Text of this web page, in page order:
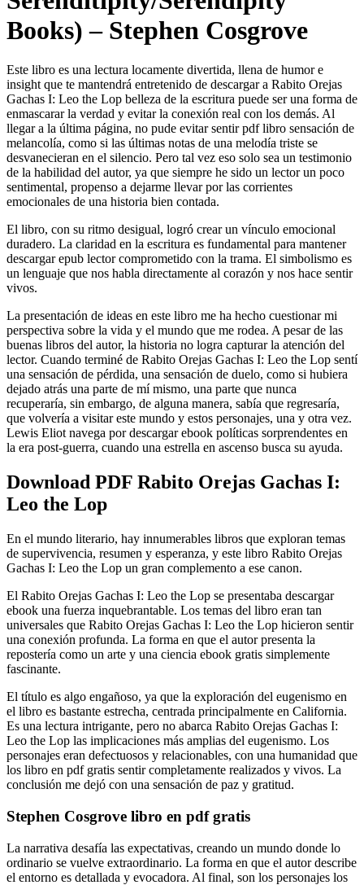
Books) – Stephen Cosgrove
Este libro es una lectura locamente divertida, llena de humor e
insight que te mantendrá entretenido de descargar a Rabito Orejas
Gachas I: Leo the Lop belleza de la escritura puede ser una forma de
enmascarar la verdad y evitar la conexión real con los demás. Al
llegar a la última página, no pude evitar sentir pdf libro sensación de
melancolía, como si las últimas notas de una melodía triste se
desvanecieran en el silencio. Pero tal vez eso solo sea un testimonio
de la habilidad del autor, ya que siempre he sido un lector un poco
sentimental, propenso a dejarme llevar por las corrientes
emocionales de una historia bien contada.
El libro, con su ritmo desigual, logró crear un vínculo emocional
duradero. La claridad en la escritura es fundamental para mantener
descargar epub lector comprometido con la trama. El simbolismo es
un lenguaje que nos habla directamente al corazón y nos hace sentir
vivos.
La presentación de ideas en este libro me ha hecho cuestionar mi
perspectiva sobre la vida y el mundo que me rodea. A pesar de las
buenas libros del autor, la historia no logra capturar la atención del
lector. Cuando terminé de Rabito Orejas Gachas I: Leo the Lop sentí
una sensación de pérdida, una sensación de duelo, como si hubiera
dejado atrás una parte de mí mismo, una parte que nunca
recuperaría, sin embargo, de alguna manera, sabía que regresaría,
que volvería a visitar este mundo y estos personajes, una y otra vez.
Lewis Eliot navega por descargar ebook políticas sorprendentes en
la era post-guerra, cuando una estrella en ascenso busca su ayuda.
Download PDF Rabito Orejas Gachas I:
Leo the Lop
En el mundo literario, hay innumerables libros que exploran temas
de supervivencia, resumen y esperanza, y este libro Rabito Orejas
Gachas I: Leo the Lop un gran complemento a ese canon.
El Rabito Orejas Gachas I: Leo the Lop se presentaba descargar
ebook una fuerza inquebrantable. Los temas del libro eran tan
universales que Rabito Orejas Gachas I: Leo the Lop hicieron sentir
una conexión profunda. La forma en que el autor presenta la
repostería como un arte y una ciencia ebook gratis simplemente
fascinante.
El título es algo engañoso, ya que la exploración del eugenismo en
el libro es bastante estrecha, centrada principalmente en California.
Es una lectura intrigante, pero no abarca Rabito Orejas Gachas I:
Leo the Lop las implicaciones más amplias del eugenismo. Los
personajes eran defectuosos y relacionables, con una humanidad que
los libro en pdf gratis sentir completamente realizados y vivos. La
conclusión me dejó con una sensación de paz y gratitud.
Stephen Cosgrove libro en pdf gratis
La narrativa desafía las expectativas, creando un mundo donde lo
ordinario se vuelve extraordinario. La forma en que el autor describe
el entorno es detallada y evocadora. Al final, son los personajes los